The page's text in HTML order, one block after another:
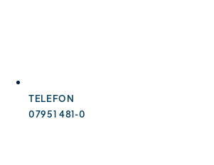
TELEFON
07951 481-0